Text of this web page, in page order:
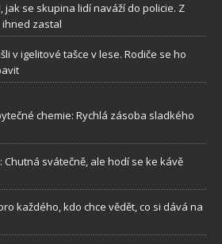
jak se skupina lidí naváží do policie. Z
ihned zastal
v igelitové tašce v lese. Rodiče se ho
chemie: Rychlá zásoba sladkého
svátečně, ale hodí se ke kávě
každého, kdo chce vědět, co si dává na